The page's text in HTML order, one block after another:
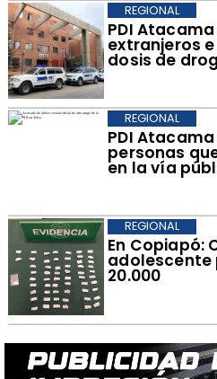
​PDI
extranjeros
dosis de
REGIONAL
PDI
personas
en la vía
REGIONAL
​En Copiapó:
adolescente
20.000
REGIONAL